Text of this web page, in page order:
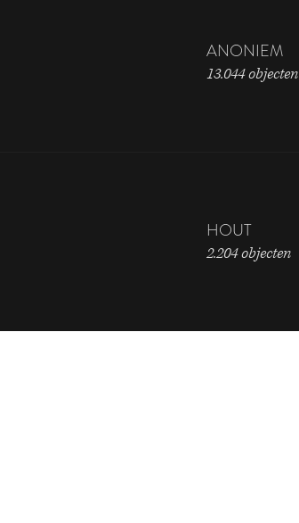
ANONIEM
13.044 objecten
HOUT
2.204 objecten